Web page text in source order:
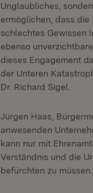
Unglaubliches,
ermöglichen, dass
schlechtes Gewissen
ebenso
dieses Engagement
der Unteren
Dr. Richard Sigel.
Jürgen Haas,
anwesenden
kann nur mit
Verständnis und die
befürchten zu